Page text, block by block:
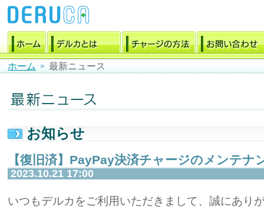
ホーム 最新ニュース
お知らせ
【復旧済】PayPay決済チャージのメンテナ
2023.10.21 17:00
いつもデルカをご利用いただきまして、誠にあり